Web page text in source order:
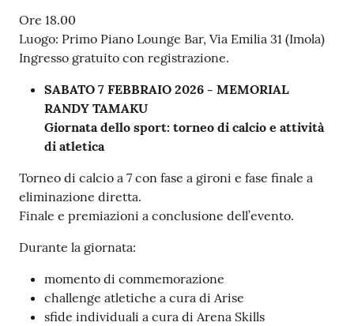
Ore 18.00
Luogo: Primo Piano Lounge Bar, Via Emilia 31 (Imola)
Ingresso gratuito con registrazione.
SABATO 7 FEBBRAIO 2026 - MEMORIAL
RANDY TAMAKU
Giornata dello sport: torneo di calcio e attività
di atletica
Torneo di calcio a 7 con fase a gironi e fase finale a
eliminazione diretta.
Finale e premiazioni a conclusione dell’evento.
Durante la giornata:
momento di commemorazione
challenge atletiche a cura di Arise
sfide individuali a cura di Arena Skills